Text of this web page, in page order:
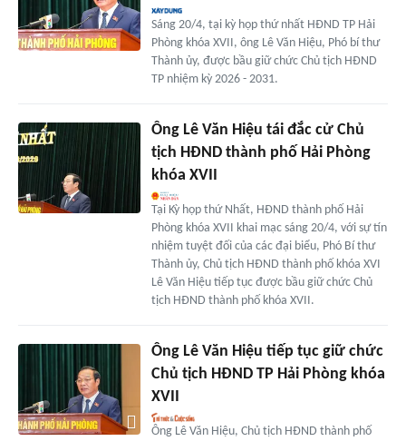
Sáng 20/4, tại kỳ họp thứ nhất HĐND TP Hải
Phòng khóa XVII, ông Lê Văn Hiệu, Phó bí thư
Thành ủy, được bầu giữ chức Chủ tịch HĐND
TP nhiệm kỳ 2026 - 2031.
Ông Lê Văn Hiệu tái đắc cử Chủ
tịch HĐND thành phố Hải Phòng
khóa XVII
Tại Kỳ họp thứ Nhất, HĐND thành phố Hải
Phòng khóa XVII khai mạc sáng 20/4, với sự tín
nhiệm tuyệt đối của các đại biểu, Phó Bí thư
Thành ủy, Chủ tịch HĐND thành phố khóa XVI
Lê Văn Hiệu tiếp tục được bầu giữ chức Chủ
tịch HĐND thành phố khóa XVII.
Ông Lê Văn Hiệu tiếp tục giữ chức
Chủ tịch HĐND TP Hải Phòng khóa
XVII
Ông Lê Văn Hiệu, Chủ tịch HĐND thành phố